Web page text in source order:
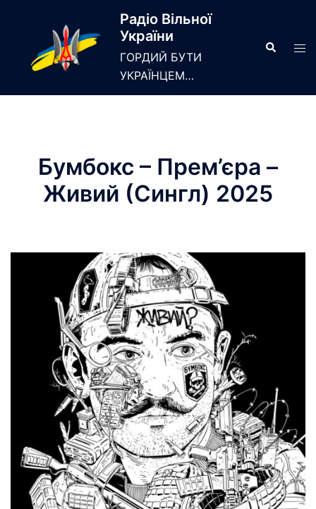
Радіо Вільної
України
ГОРДИЙ БУТИ
УКРАЇНЦЕМ…
Search
Бумбокс – Прем’єра –
Живий (Сингл) 2025